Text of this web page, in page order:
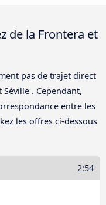
de la Frontera et
pas de trajet direct
. Cependant,
entre les
les offres ci-dessous
2:54